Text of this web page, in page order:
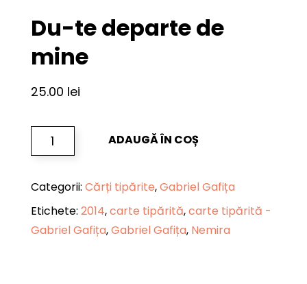
Du-te departe de
mine
25.00 lei
DE
MINE
ADAUGĂ ÎN COȘ
Categorii: Cărți tipărite,Gabriel Gafița
Etichete: 2014,carte tipărită,carte tipărită -
Gabriel Gafița,Gabriel Gafița, Nemira